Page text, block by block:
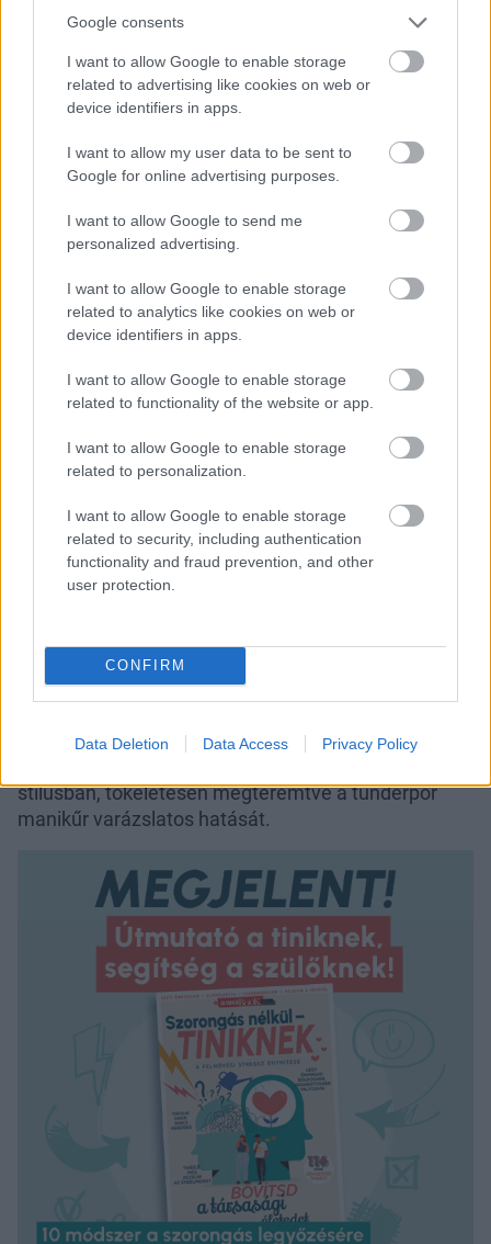
Google consents
I want to allow Google to enable storage
related to advertising like cookies on web or
device identifiers in apps.
I want to allow my user data to be sent to
Google for online advertising purposes.
I want to allow Google to send me
personalized advertising.
I want to allow Google to enable storage
related to analytics like cookies on web or
device identifiers in apps.
I want to allow Google to enable storage
related to functionality of the website or app.
I want to allow Google to enable storage
related to personalization.
I want to allow Google to enable storage
related to security, including authentication
functionality and fraud prevention, and other
user protection.
CONFIRM
Data Deletion Data Access Privacy Policy
1. Xtreme Reszelő 100/100 körömreszelő CRYSTAL NAILS
630 Ft/db 2. Miracle Gel Top Coat körömlakk (106 Unicorn)
SALLY HANSEN 3299 Ft/14,7 ml 3. Neroli & Orchidea
kézkrém L'OCCITANE 3070 Ft/30 ml
A finom, irizáló fények és a csillogó hatások
könnyen elérhetők anélkül, hogy szalonba kellene
bámulatos eredmény érhető el. A kék-lila finom
stílusban, tökéletesen megteremtve a tündérpor
manikűr varázslatos hatását.